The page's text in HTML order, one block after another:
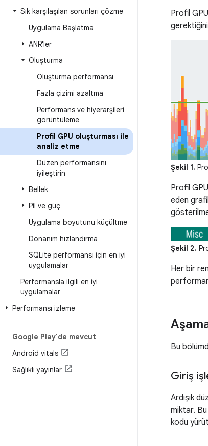
Sık karşılaşılan sorunları çözme
Uygulama Başlatma
ANR'ler
Oluşturma
Oluşturma performansı
Fazla çizimi azaltma
Performans ve hiyerarşileri
görüntüleme
Profil GPU oluşturması ile
analiz etme
Düzen performansını
iyileştirin
Bellek
Pil ve güç
Uygulama boyutunu küçültme
Donanım hızlandırma
SQLite performansı için en iyi
uygulamalar
Performansla ilgili en iyi
uygulamalar
Performansı izleme
Google Play'de mevcut
Android vitals
Sağlıklı yayınlar
Profil
Şekil 1.
Profil
eden
Şekil 2.
Her bir
Bu
Giriş
Ardışık
miktar. Bu
kodu